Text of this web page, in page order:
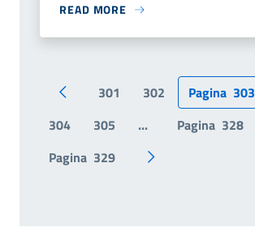
READ MORE
Pagina precedente
301 302 Pagina 303
304
305 ... Pagina 328
Pagina 329 Pagina successiva